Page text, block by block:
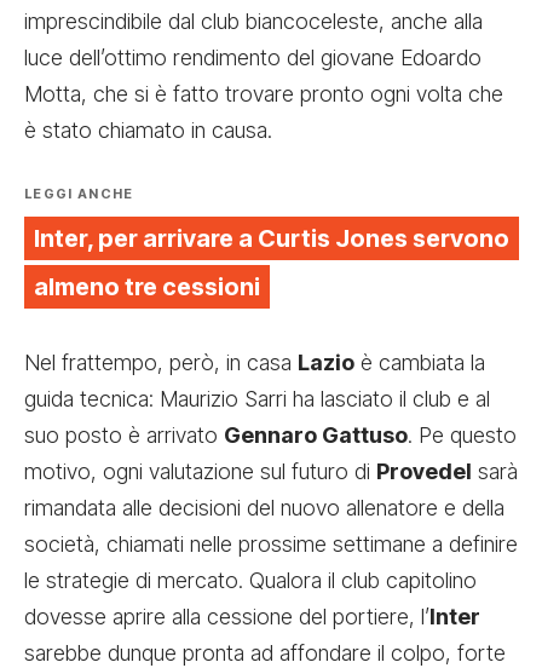
imprescindibile dal club biancoceleste, anche alla
luce dell’ottimo rendimento del giovane Edoardo
Motta, che si è fatto trovare pronto ogni volta che
è stato chiamato in causa.
LEGGI ANCHE
Inter, per arrivare a Curtis Jones servono
almeno tre cessioni
Nel frattempo, però, in casa Lazio è cambiata la
guida tecnica: Maurizio Sarri ha lasciato il club e al
suo posto è arrivato Gennaro Gattuso. Pe questo
motivo, ogni valutazione sul futuro di Provedel sarà
rimandata alle decisioni del nuovo allenatore e della
società, chiamati nelle prossime settimane a definire
le strategie di mercato. Qualora il club capitolino
dovesse aprire alla cessione del portiere, l’Inter
sarebbe dunque pronta ad affondare il colpo, forte